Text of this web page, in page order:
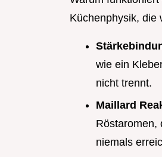
Küchenphysik, die
wie ein
nicht trennt.
Maillard
Röstaromen,
niemals